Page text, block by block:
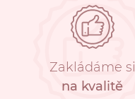
Zakládáme si
na kvalitě